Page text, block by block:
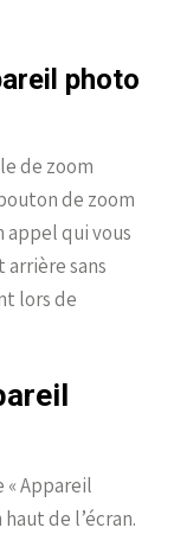
photo
de zoom
de zoom
qui vous
sans
lors de
Appareil
de l’écran.